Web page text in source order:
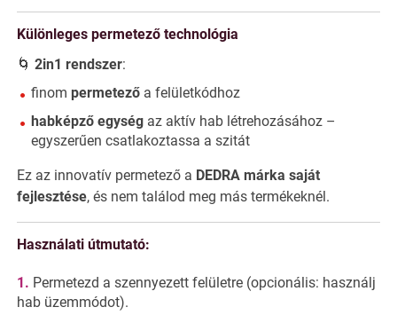
Különleges permetező technológia
🌀 2in1 rendszer:
finom permetező a felületkódhoz
habképző egység az aktív hab létrehozásához –
egyszerűen csatlakoztassa a szitát
Ez az innovatív permetező a DEDRA márka saját
fejlesztése, és nem találod meg más termékeknél.
Használati útmutató:
Permetezd a szennyezett felületre (opcionális: használj
hab üzemmódot).